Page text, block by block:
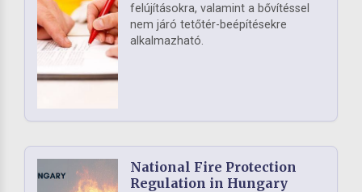
felújításokra, valamint a bővítéssel
nem járó tetőtér-beépítésekre
alkalmazható.
National Fire Protection
Regulation in Hungary